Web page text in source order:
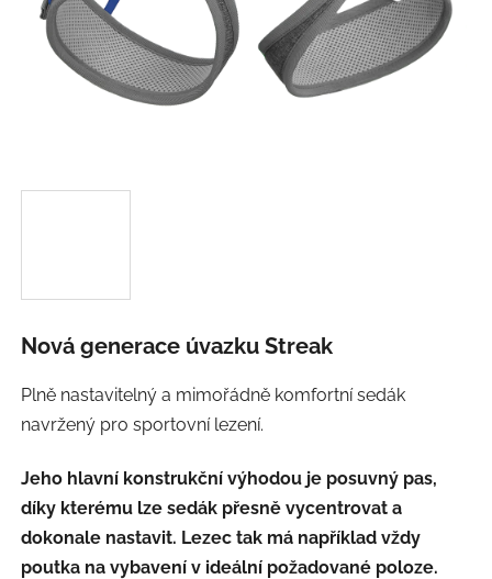
Nová generace úvazku Streak
Plně nastavitelný a mimořádně komfortní sedák
navržený pro sportovní lezení.
Jeho hlavní konstrukční výhodou je posuvný pas,
díky kterému lze sedák přesně vycentrovat a
dokonale nastavit. Lezec tak má například vždy
poutka na vybavení v ideální požadované poloze.